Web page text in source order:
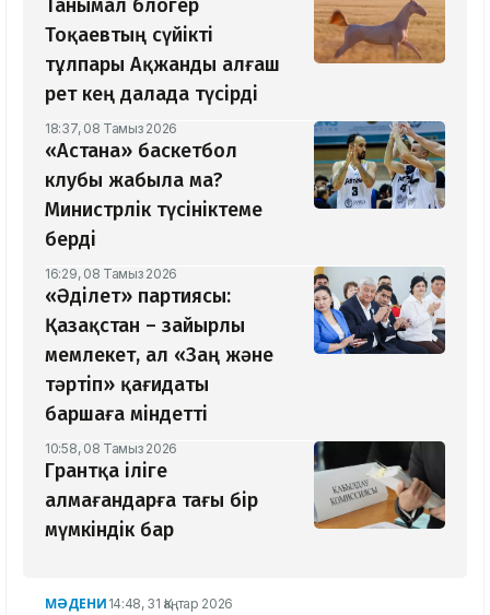
Танымал блогер
Тоқаевтың сүйікті
тұлпары Ақжанды алғаш
рет кең далада түсірді
18:37, 08 Тамыз 2026
«Астана» баскетбол
клубы жабыла ма?
Министрлік түсініктеме
берді
16:29, 08 Тамыз 2026
«Әділет» партиясы:
Қазақстан – зайырлы
мемлекет, ал «Заң және
тәртіп» қағидаты
баршаға міндетті
10:58, 08 Тамыз 2026
Грантқа іліге
алмағандарға тағы бір
мүмкіндік бар
МӘДЕНИ 14:48, 31 Қаңтар 2026